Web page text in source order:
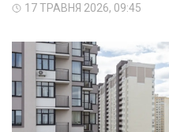
17 ТРАВНЯ 2026, 09:45